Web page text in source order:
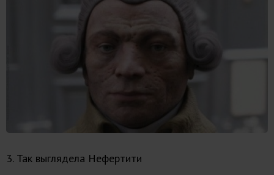
3. Так выглядела Нефертити